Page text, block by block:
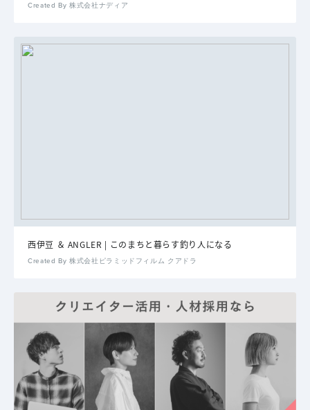
Created By 株式会社ナディア
西伊豆 ＆ ANGLER | このまちと暮らす釣り人になる
Created By 株式会社ピラミッドフィルム クアドラ